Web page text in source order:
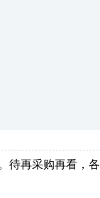
待再采购再看，